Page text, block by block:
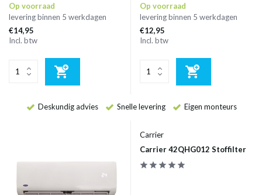
Op voorraad
levering binnen 5 werkdagen
€14,95
Incl. btw
Op voorraad
levering binnen 5 werkdagen
€12,95
Incl. btw
Deskundig advies Snelle levering Eigen monteurs
Carrier
Carrier 42QHG012 Stoffilter